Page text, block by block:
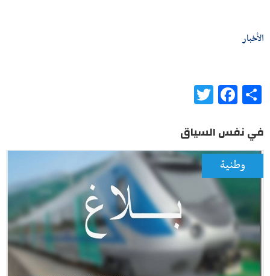
الأخبار
Share
Facebook
في نفس السياق
وطنية